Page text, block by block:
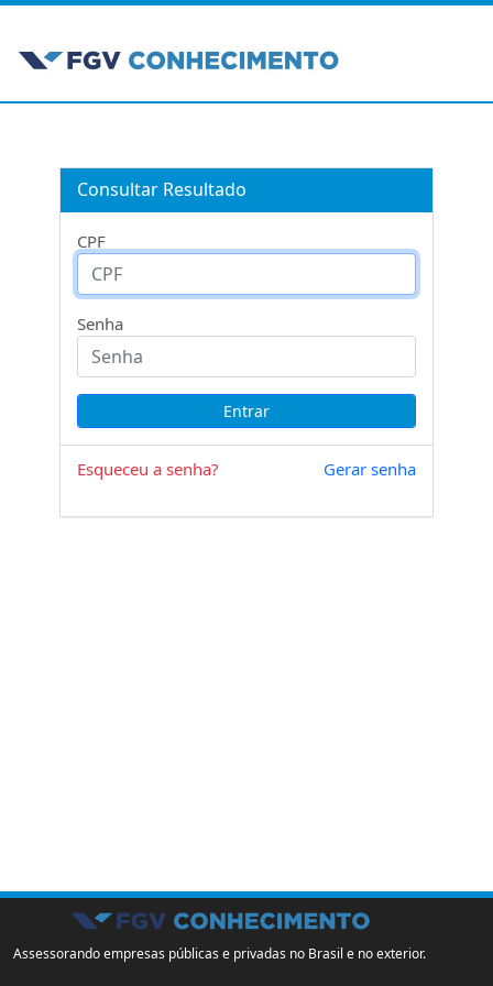
Consultar Resultado
CPF
Senha
Esqueceu a senha? Gerar senha
Assessorando empresas públicas e privadas no Brasil e no exterior.